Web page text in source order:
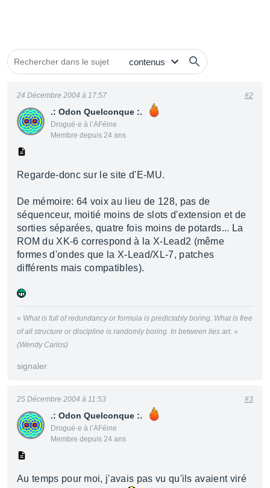
.: Odon Quelconque :.
Drogué·e à l’AFéine
Membre depuis 24 ans
24 Décembre 2004 à 17:57 #2
Regarde-donc sur le site d'E-MU.
De mémoire: 64 voix au lieu de 128, pas de
séquenceur, moitié moins de slots d'extension et de
sorties séparées, quatre fois moins de potards... La
ROM du XK-6 correspond à la X-Lead2 (même
formes d'ondes que la X-Lead/XL-7, patches
différents mais compatibles).
« What is full of redundancy or formula is predictably boring. What is free
of all structure or discipline is randomly boring. In between lies art. »
(Wendy Carlos)
signaler
.: Odon Quelconque :.
Drogué·e à l’AFéine
Membre depuis 24 ans
25 Décembre 2004 à 11:53 #3
Au temps pour moi, j'avais pas vu qu'ils avaient viré